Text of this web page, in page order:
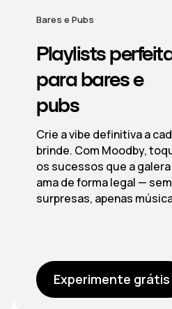
Restaurantes
A trilha sonora
certa para
restaurantes
Complemente pratos
exclusivos com um som
exclusivo. Nós cuidamos
das licenças, você foca no
atendimento.
Experimente grátis